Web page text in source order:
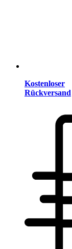
Kostenloser
Rückversand